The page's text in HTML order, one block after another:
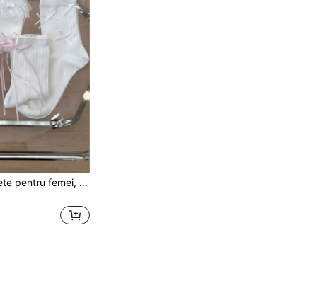
5 perechi de șosete pentru femei, cu dantelă drăguță și funde, până la jumătatea gambei, stil coreean versatil, primăvară/vară